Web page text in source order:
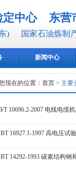
定中心 东营
) 国家石油炼制
新闻中心
现在的位置： 首页 > 主要
10696.2-2007 电线电
16927.1-1997 高电压试
14292-1993 碳素结构